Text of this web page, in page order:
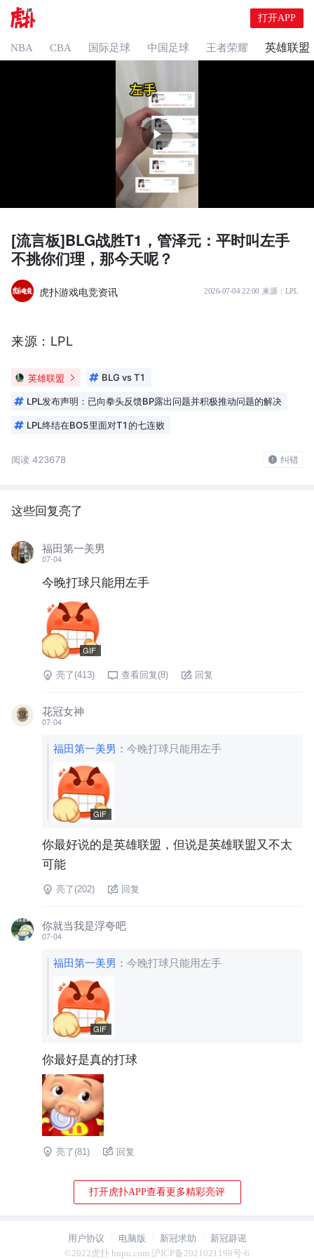
打开APP
NBA CBA 国际足球 中国足球 王者荣耀 英雄联盟
[流言板]BLG战胜T1，管泽元：平时叫左手
不挑你们理，那今天呢？
虎扑游戏电竞资讯 2026-07-04 22:00 来源： LPL
来源：LPL
英雄联盟 BLG vs T1
LPL发布声明：已向拳头反馈BP露出问题并积极推动问题的解决
LPL终结在BO5里面对T1的七连败
阅读 423678 纠错
这些回复亮了
福田第一美男
07-04
今晚打球只能用左手
GIF
亮了(413) 查看回复(8) 回复
花冠女神
07-04
福田第一美男 ： 今晚打球只能用左手
GIF
你最好说的是英雄联盟，但说是英雄联盟又不太
可能
亮了(202) 回复
你就当我是浮夸吧
07-04
福田第一美男 ： 今晚打球只能用左手
GIF
你最好是真的打球
亮了(81) 回复
打开虎扑APP查看更多精彩亮评
用户协议 电脑版 新冠求助
新冠辟谣
©2022虎扑 hupu.com 沪ICP备2021021198号-6